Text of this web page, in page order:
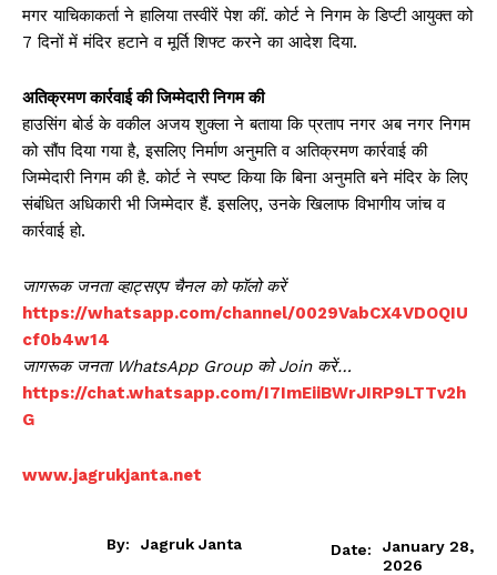
मगर याचिकाकर्ता ने हालिया तस्वीरें पेश कीं. कोर्ट ने निगम के डिप्टी आयुक्त को
7 दिनों में मंदिर हटाने व मूर्ति शिफ्ट करने का आदेश दिया.
अतिक्रमण कार्रवाई की जिम्मेदारी निगम की
हाउसिंग बोर्ड के वकील अजय शुक्ला ने बताया कि प्रताप नगर अब नगर निगम
को सौंप दिया गया है, इसलिए निर्माण अनुमति व अतिक्रमण कार्रवाई की
जिम्मेदारी निगम की है. कोर्ट ने स्पष्ट किया कि बिना अनुमति बने मंदिर के लिए
संबंधित अधिकारी भी जिम्मेदार हैं. इसलिए, उनके खिलाफ विभागीय जांच व
कार्रवाई हो.
जागरूक जनता व्हाट्सएप चैनल को फॉलो करें
https://whatsapp.com/channel/0029VabCX4VDOQIU
cf0b4w14
जागरूक जनता WhatsApp Group को Join करें…
https://chat.whatsapp.com/I7ImEiiBWrJIRP9LTTv2h
G
www.jagrukjanta.net
By: Jagruk Janta Date:
January 28,
2026